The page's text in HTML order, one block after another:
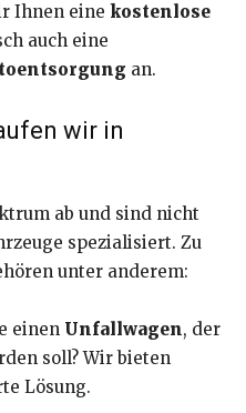
Ihnen eine kostenlose
auch eine
an.
wir in
ab und sind nicht
spezialisiert. Zu
unter anderem:
einen Unfallwagen, der
soll? Wir bieten
Lösung.